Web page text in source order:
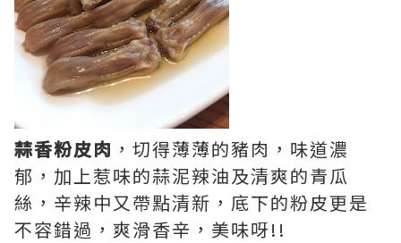
蒜香粉皮肉 ，切得薄薄的豬肉，味道濃
郁，加上惹味的蒜泥辣油及清爽的青瓜
絲，辛辣中又帶點清新，底下的粉皮更是
不容錯過，爽滑香辛，美味呀!!